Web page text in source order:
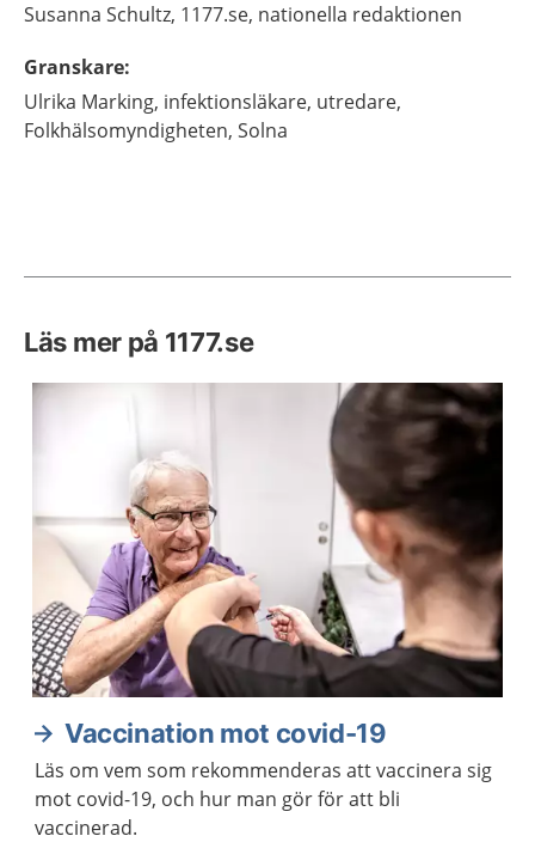
Susanna Schultz, 1177.se, nationella redaktionen
Granskare:
Ulrika Marking, infektionsläkare, utredare,
Folkhälsomyndigheten, Solna
Läs mer på 1177.se
Vaccination mot covid-19
Läs om vem som rekommenderas att vaccinera sig
mot covid-19, och hur man gör för att bli
vaccinerad.